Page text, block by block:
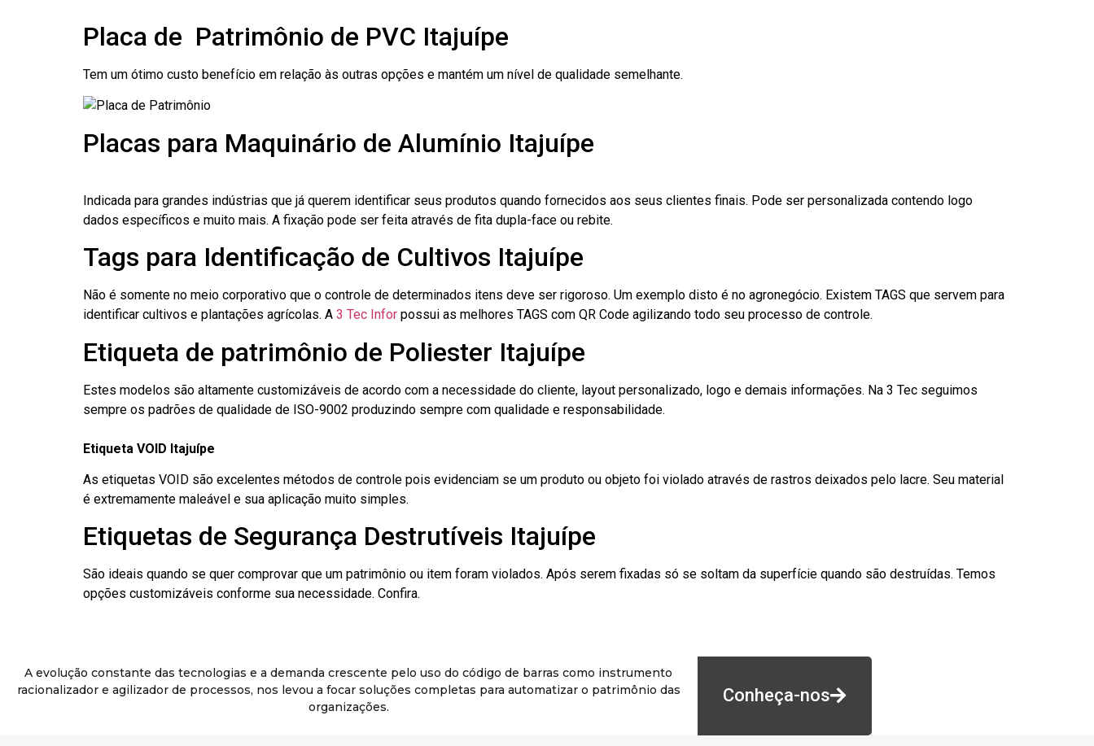
Placa de Patrimônio de PVC Itajuípe
Tem um ótimo custo benefício em relação às outras opções e mantém um nível de qualidade semelhante.
Placas para Maquinário de Alumínio Itajuípe
Indicada para grandes indústrias que já querem identificar seus produtos quando fornecidos aos seus clientes finais. Pode ser personalizada contendo logo
dados específicos e muito mais. A fixação pode ser feita através de fita dupla-face ou rebite.
Tags para Identificação de Cultivos Itajuípe
Não é somente no meio corporativo que o controle de determinados itens deve ser rigoroso. Um exemplo disto é no agronegócio. Existem TAGS que servem para
identificar cultivos e plantações agrícolas. A 3 Tec Infor possui as melhores TAGS com QR Code agilizando todo seu processo de controle.
Etiqueta de patrimônio de Poliester Itajuípe
Estes modelos são altamente customizáveis de acordo com a necessidade do cliente, layout personalizado, logo e demais informações. Na 3 Tec seguimos
sempre os padrões de qualidade de ISO-9002 produzindo sempre com qualidade e responsabilidade.
Etiqueta VOID Itajuípe
As etiquetas VOID são excelentes métodos de controle pois evidenciam se um produto ou objeto foi violado através de rastros deixados pelo lacre. Seu material
é extremamente maleável e sua aplicação muito simples.
Etiquetas de Segurança Destrutíveis Itajuípe
São ideais quando se quer comprovar que um patrimônio ou item foram violados. Após serem fixadas só se soltam da superfície quando são destruídas. Temos
opções customizáveis conforme sua necessidade. Confira.
A evolução constante das tecnologias e a demanda crescente pelo uso do código de barras como instrumento
racionalizador e agilizador de processos, nos levou a focar soluções completas para automatizar o patrimônio das
organizações.
Conheça-nos